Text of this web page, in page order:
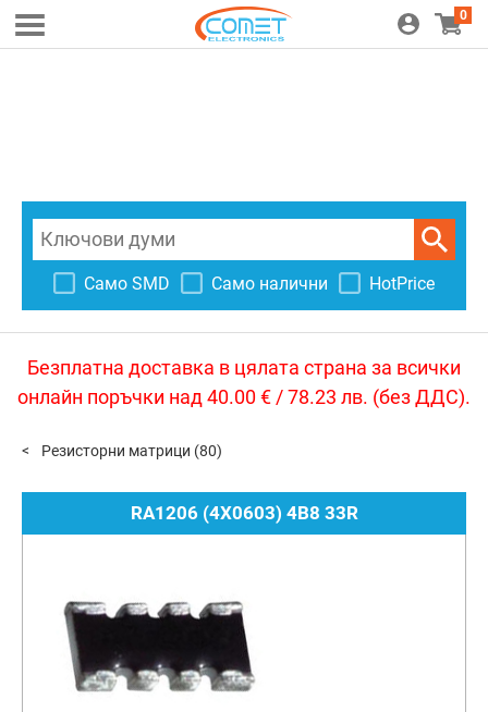
0
Само SMD Само налични HotPrice
Безплатна доставка в цялата страна за всички
онлайн поръчки над 40.00 € / 78.23 лв. (без ДДС).
Резисторни матрици (80)
RA1206 (4X0603) 4B8 33R